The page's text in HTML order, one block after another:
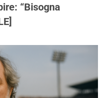
“Bisogna